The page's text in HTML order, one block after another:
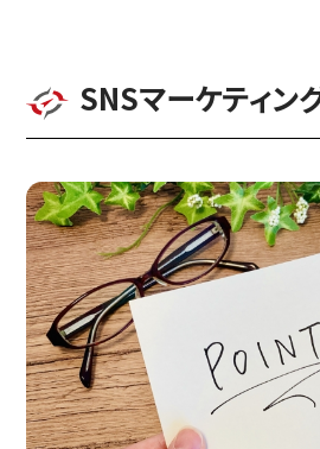
SNSマーケティン